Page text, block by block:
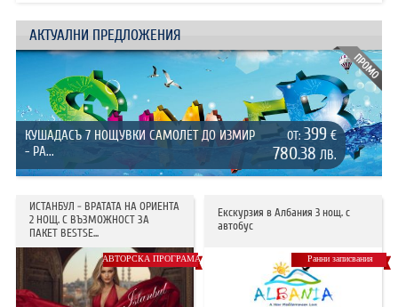
АКТУАЛНИ ПРЕДЛОЖЕНИЯ
КУШАДАСЪ 7 НОЩУВКИ САМОЛЕТ ДО ИЗМИР
- РА...
ОТ: 399 €
780.38 ЛВ.
ИСТАНБУЛ - ВРАТАТА НА ОРИЕНТА
2 НОЩ. С ВЪЗМОЖНОСТ ЗА
ПАКЕТ BESTSE...
АВТОРСКА ПРОГРАМА
Екскурзия в Албания 3 нощ. с
автобус
Ранни записвания